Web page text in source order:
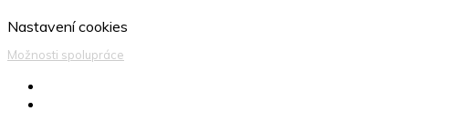
Nastavení cookies
Možnosti spolupráce